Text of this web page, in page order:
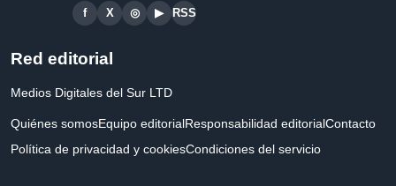
f X ◎ ▶ RSS
Red editorial
Medios Digitales del Sur LTD
Quiénes somosEquipo editorialResponsabilidad editorialContacto
Política de privacidad y cookiesCondiciones del servicio